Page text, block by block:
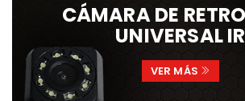
CÁMARA DE
UNIVERSAL IR
VER MÁS